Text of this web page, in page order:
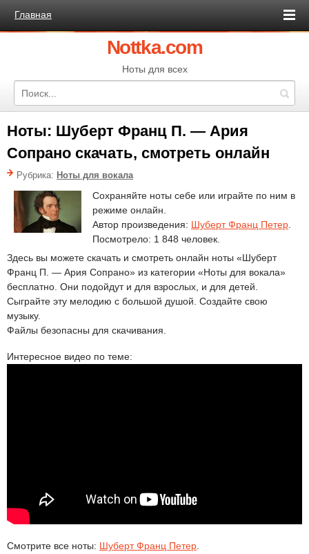
Главная
Nottka.com
Ноты для всех
Ноты: Шуберт Франц П. — Ария
Сопрано скачать, смотреть онлайн
Рубрика: Ноты для вокала
Сохраняйте ноты себе или играйте по ним в
режиме онлайн.
Автор произведения: Шуберт Франц Петер
Посмотрело: 1 848 человек.
Здесь вы можете скачать и смотреть онлайн ноты «Шуберт
Франц П. — Ария Сопрано» из категории «Ноты для вокала»
бесплатно. Они подойдут и для взрослых, и для детей.
Сыграйте эту мелодию с большой душой. Создайте свою
музыку.
Файлы безопасны для скачивания.
Интересное видео по теме:
Смотрите все ноты: Шуберт Франц Петер